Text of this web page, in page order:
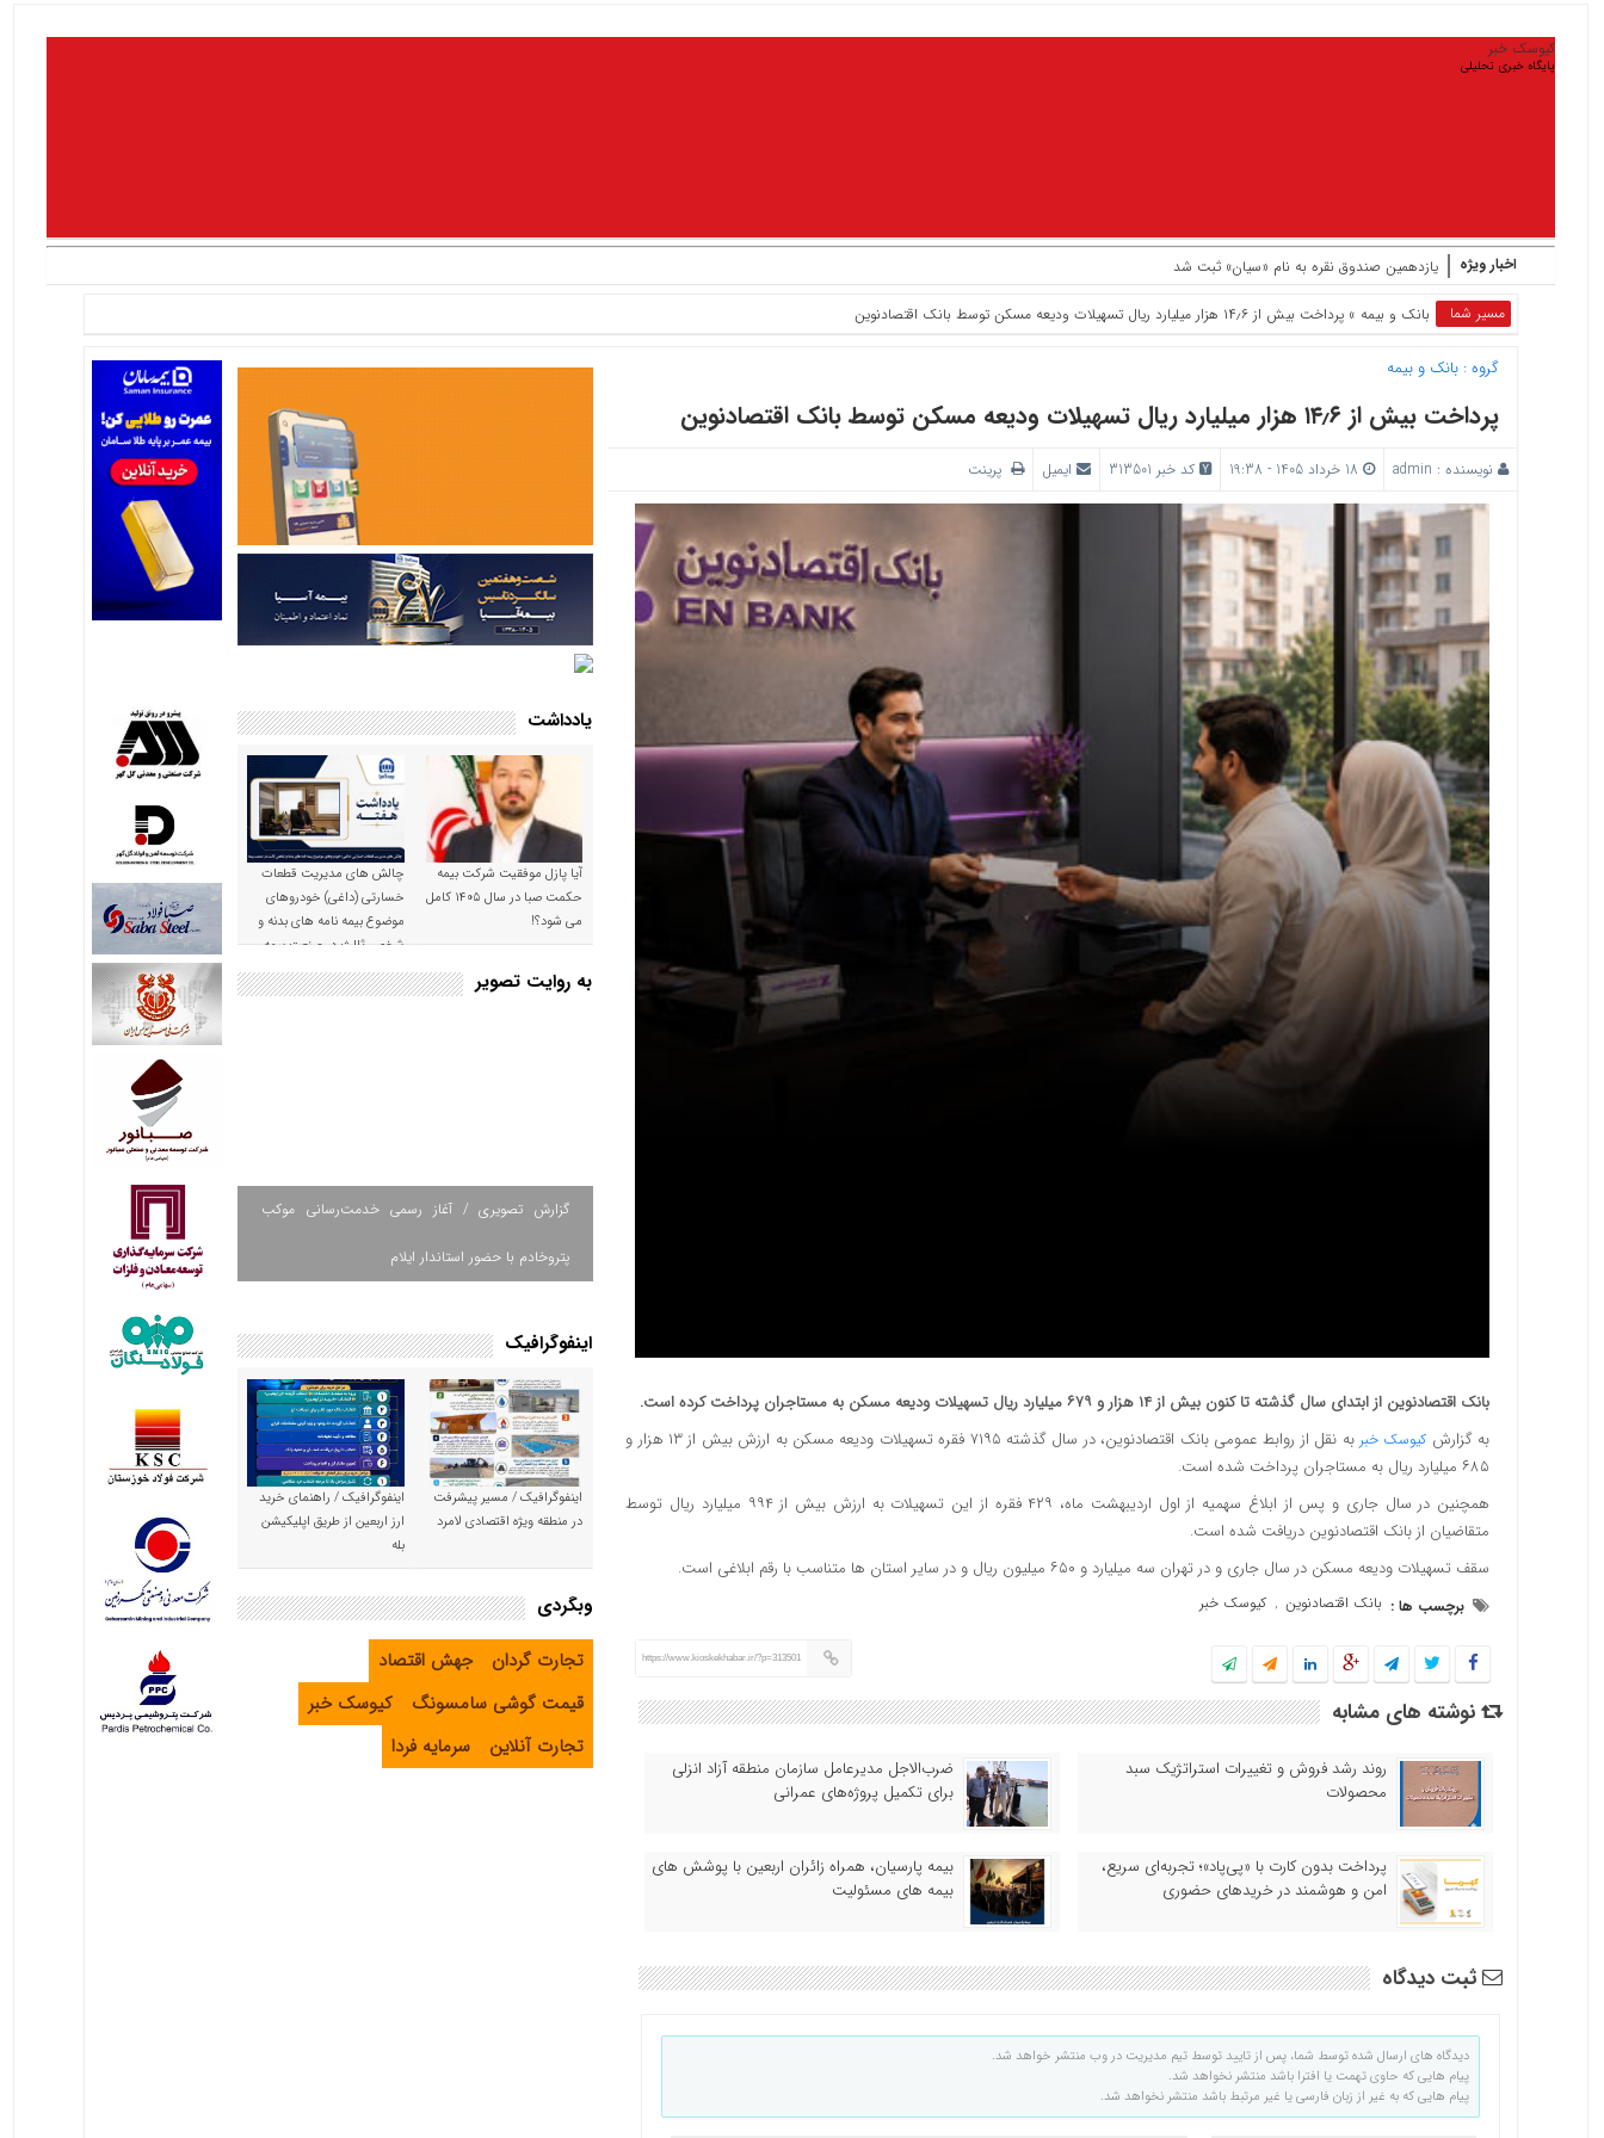
کیوسک خبر
پایگاه خبری تحلیلی
اخبار ویژه یازدهمین صندوق نقره به نام «سیان» ثبت شد
مسیر شما بانک‌ و بیمه » پرداخت بیش از ۱۴٫۶ هزار میلیارد ریال تسهیلات ودیعه مسکن توسط بانک اقتصادنوین
گروه :بانک‌ و بیمه
پرداخت بیش از ۱۴٫۶ هزار میلیارد ریال تسهیلات ودیعه مسکن توسط بانک اقتصادنوین
نویسنده : admin 18 خرداد 1405 - 19:38 کد خبر 313501 ایمیل پرینت
بانک اقتصادنوین از ابتدای سال گذشته تا کنون بیش از ۱۴ هزار و ۶۷۹ میلیارد ریال تسهیلات ودیعه مسکن به مستاجران پرداخت کرده است.
به گزارش کیوسک خبر
به نقل از روابط عمومی بانک اقتصادنوین، در سال گذشته ۷۱۹۵ فقره تسهیلات ودیعه مسکن به ارزش بیش از ۱۳ هزار و
۶۸۵ میلیارد ریال به مستاجران پرداخت شده است.
همچنین در سال جاری و پس از ابلاغ سهمیه از اول اردیبهشت ماه، ۴۲۹ فقره از این تسهیلات به ارزش بیش از ۹۹۴ میلیارد ریال توسط
متقاضیان از بانک اقتصادنوین دریافت شده است.
سقف تسهیلات ودیعه مسکن در سال جاری و در تهران سه میلیارد و ۶۵۰ میلیون ریال و در سایر استان ها متناسب با رقم ابلاغی است.
برچسب ها : بانک اقتصادنوین , کیوسک خبر
https://www.kioskekhabar.ir/?p=313501
نوشته های مشابه
روند رشد فروش و تغییرات استراتژیک سبد
محصولات
ضرب‌الاجل مدیرعامل سازمان منطقه آزاد انزلی
برای تکمیل پروژه‌های عمرانی
پرداخت بدون کارت با «پی‌پاد»؛ تجربه‌ای سریع،
امن و هوشمند در خریدهای حضوری
بیمه پارسیان، همراه زائران اربعین با پوشش های
بیمه های مسئولیت
ثبت دیدگاه
دیدگاه های ارسال شده توسط شما، پس از تایید توسط تیم مدیریت در وب منتشر خواهد شد.
پیام هایی که حاوی تهمت یا افترا باشد منتشر نخواهد شد.
پیام هایی که به غیر از زبان فارسی یا غیر مرتبط باشد منتشر نخواهد شد.
یادداشت
آیا پازل موفقیت شرکت بیمه
حکمت صبا در سال ۱۴۰۵ کامل
می شود؟!
چالش های مدیریت قطعات
خسارتی (داغی) خودروهای
موضوع بیمه نامه های بدنه و
شخص ثالث در صنعت بیمه
به روایت تصویر
گزارش تصویری / آغاز رسمی خدمت‌رسانی موکب
پتروخادم با حضور استاندار ایلام
اینفوگرافیک
اینفوگرافیک / مسیر پیشرفت
در منطقه ویژه اقتصادی لامرد
اینفوگرافیک / راهنمای خرید
ارز اربعین از طریق اپلیکیشن
بله
وبگردی
تجارت گردان
جهش اقتصاد
قیمت گوشی سامسونگ
کیوسک خبر
تجارت آنلاین
سرمایه فردا